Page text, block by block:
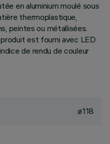
en aluminium moulé sous
thermoplastique,
peintes ou métallisées.
est fourni avec LED
de rendu de couleur
ø118